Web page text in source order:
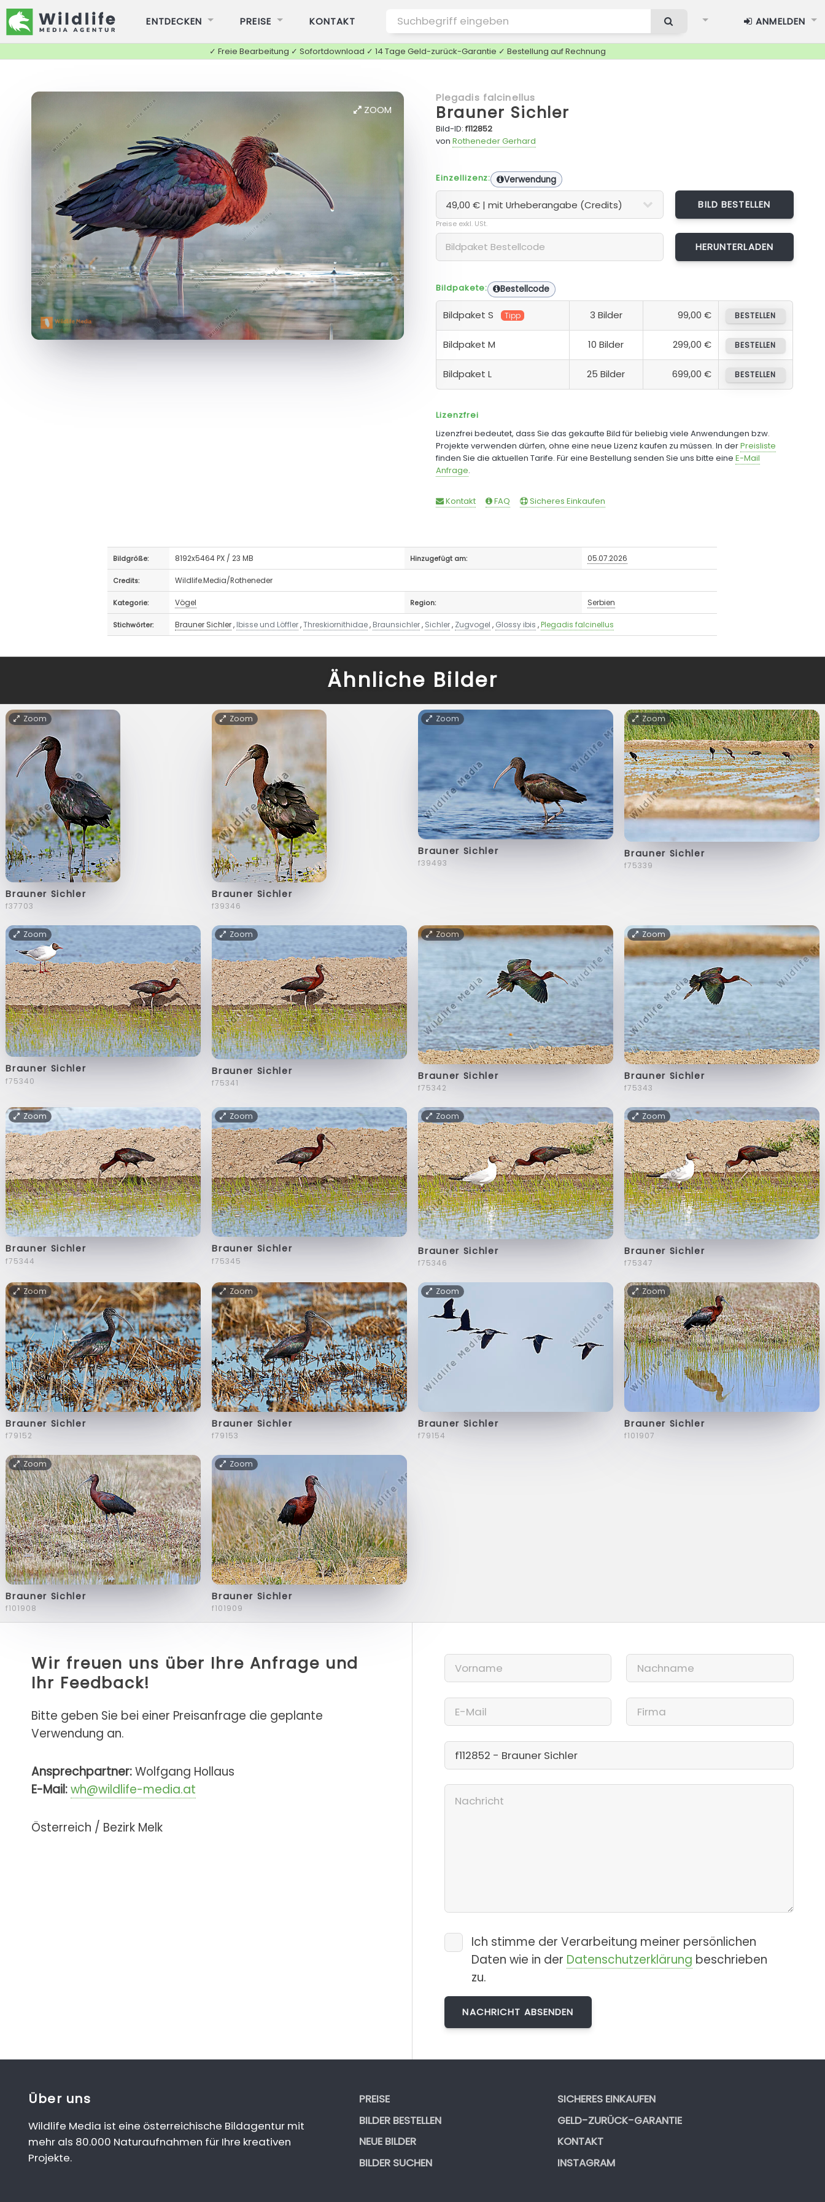
ENTDECKEN PREISE KONTAKT ANMELDEN
✓ Freie Bearbeitung ✓ Sofortdownload ✓ 14 Tage Geld-zurück-Garantie ✓ Bestellung auf Rechnung
ZOOM
Plegadis falcinellus
Brauner Sichler
Bild-ID:f112852
von Rotheneder Gerhard
Einzellizenz: Verwendung
BILD BESTELLEN
Preise exkl. USt.
Bildpakete: Bestellcode
Bildpaket S Tipp 3 Bilder 99,00 € BESTELLEN
Bildpaket M 10 Bilder 299,00 € BESTELLEN
Bildpaket L 25 Bilder 699,00 € BESTELLEN
Lizenzfrei
Lizenzfrei bedeutet, dass Sie das gekaufte Bild für beliebig viele Anwendungen bzw.
Projekte verwenden dürfen, ohne eine neue Lizenz kaufen zu müssen. In derPreisliste
finden Sie die aktuellen Tarife. Für eine Bestellung senden Sie uns bitte eine E-Mail
Anfrage.
Kontakt FAQ Sicheres Einkaufen
Bildgröße: 8192x5464 PX / 23 MB Hinzugefügt am: 05.07.2026
Credits: Wildlife.Media/Rotheneder
Kategorie: Vögel Region: Serbien
Stichwörter: Brauner Sichler, Ibisse und Löffler,Threskiornithidae, Braunsichler, Sichler, Zugvogel , Glossy ibis ,Plegadis falcinellus
Ähnliche Bilder
Zoom
Brauner Sichler
f37703
Zoom
Brauner Sichler
f39346
Zoom
Brauner Sichler
f39493
Zoom
Brauner Sichler
f75339
Zoom
Brauner Sichler
f75340
Zoom
Brauner Sichler
f75341
Zoom
Brauner Sichler
f75342
Zoom
Brauner Sichler
f75343
Zoom
Brauner Sichler
f75344
Zoom
Brauner Sichler
f75345
Zoom
Brauner Sichler
f75346
Zoom
Brauner Sichler
f75347
Zoom
Brauner Sichler
f79152
Zoom
Brauner Sichler
f79153
Zoom
Brauner Sichler
f79154
Zoom
Brauner Sichler
f101907
Zoom
Brauner Sichler
f101908
Zoom
Brauner Sichler
f101909
Wir freuen uns über Ihre Anfrage und
Ihr Feedback!
Bitte geben Sie bei einer Preisanfrage die geplante
Verwendung an.
Ansprechpartner:Wolfgang Hollaus
E-Mail:wh@wildlife-media.at
Österreich / Bezirk Melk
Ich stimme der Verarbeitung meiner persönlichen
Daten wie in der Datenschutzerklärung beschrieben
zu.
Über uns
Wildlife Media ist eine österreichische Bildagentur mit
mehr als 80.000 Naturaufnahmen für Ihre kreativen
Projekte.
PREISE
BILDER BESTELLEN
NEUE BILDER
BILDER SUCHEN
SICHERES EINKAUFEN
GELD-ZURÜCK-GARANTIE
KONTAKT
INSTAGRAM